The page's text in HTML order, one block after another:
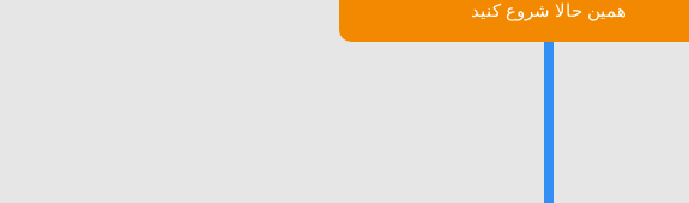
همین حالا شروع کنید